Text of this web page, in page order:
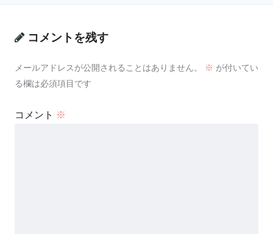
コメントを残す
メールアドレスが公開されることはありません。 ※ が付いてい
る欄は必須項目です
コメント ※